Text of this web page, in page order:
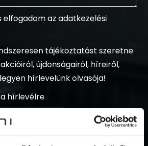
elfogadom az adatkezelési
tájékoztatást szeretne
akcióiról, újdonságairól, híreiről,
hírlevelünk olvasója!
hírlevélre